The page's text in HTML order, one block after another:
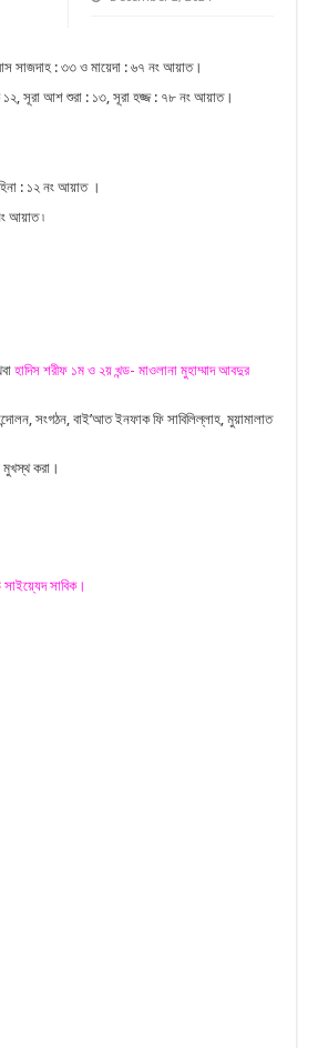
সাজদাহ : ৩৩ ও মায়েদা : ৬৭ নং আয়াত।
সূরা আশ শুরা : ১৩, সূরা হজ্জ : ৭৮ নং আয়াত।
: ১২ নং আয়াত ।
আয়াত ৷
হাদিস শরীফ ১ম ও ২য় খন্ড- মাওলানা মুহাম্মাদ আবদুর
সংগঠন, বাই’আত ইনফাক ফি সাবিলিল্লাহ, মুয়ামালাত
মুখস্থ করা।
সাবিক।